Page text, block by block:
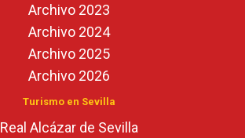
Archivo 2023
Archivo 2024
Archivo 2025
Archivo 2026
Turismo en Sevilla
Real Alcázar de Sevilla